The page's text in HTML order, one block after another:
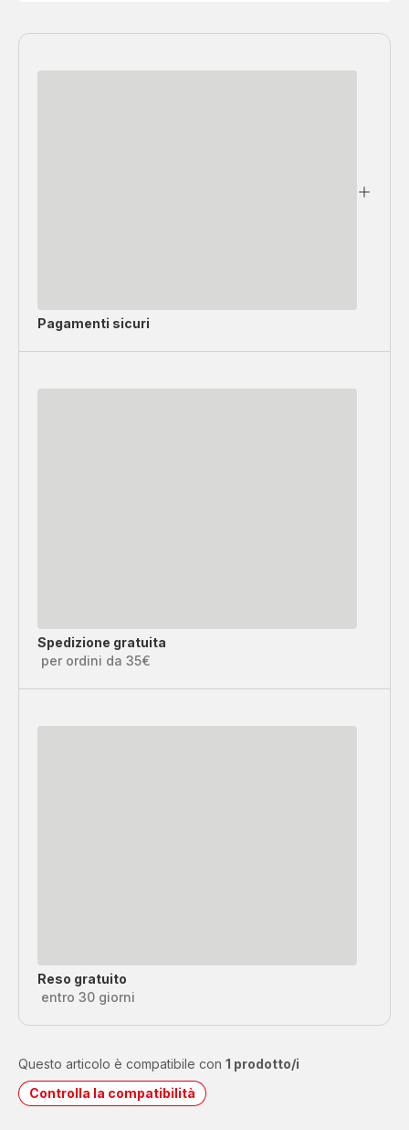
Pagamenti sicuri
Spedizione gratuita
per ordini da 35€
Reso gratuito
entro 30 giorni
Questo articolo è compatibile con 1 prodotto/i
Controlla la compatibilità